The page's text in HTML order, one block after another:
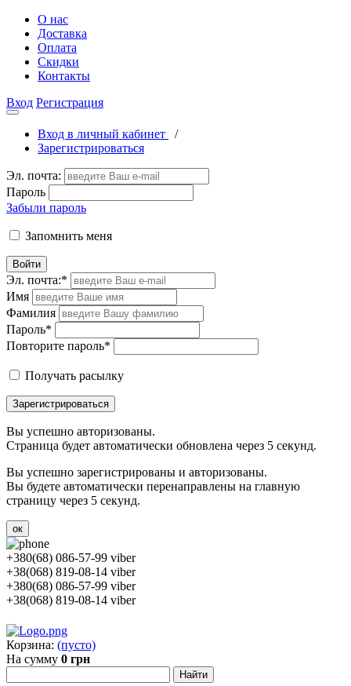
О нас
Доставка
Оплата
Скидки
Контакты
Вход Регистрация
Вход в личный кабинет
/
Зарегистрироваться
Эл. почта:
Пароль
Забыли пароль
Запомнить меня
Войти
Эл. почта:*
Имя
Фамилия
Пароль*
Повторите пароль*
Получать расылку
Зарегистрироваться
Вы успешно авторизованы.
Страница будет автоматически обновлена через 5 секунд.
Вы успешно зарегистрированы и авторизованы.
Вы будете автоматически перенаправлены на главную
страницу через 5 секунд.
ок
+380(68) 086-57-99 viber
+38(068) 819-08-14 viber
+380(68) 086-57-99 viber
+38(068) 819-08-14 viber
Корзина: (пусто)
На сумму 0 грн